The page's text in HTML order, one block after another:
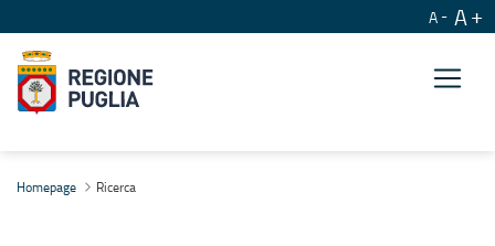
A A
Homepage Ricerca